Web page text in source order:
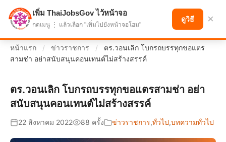
แบ่งปันโอกาส เพื่ออนาคตที่ก้าวหน้า
หน้าแรก / ข่าวราชการ /
ตร.วอนเลิก โบกรถบรรทุกขอแตร
สามช่า อย่าสนับสนุนคอนเทนต์ไม่สร้างสรรค์
ตร.วอนเลิก โบกรถบรรทุกขอแตรสามช่า อย่า
สนับสนุนคอนเทนต์ไม่สร้างสรรค์
22 สิงหาคม 2022 88 ครั้ง ข่าวราชการ,ทั่วไป,บทความทั่วไป
เพิ่ม ThaiJobsGov ไว้หน้าจอ
กดเมนู ⋮ แล้วเลือก "เพิ่มไปยังหน้าจอโฮม"
ดูวิธี ×